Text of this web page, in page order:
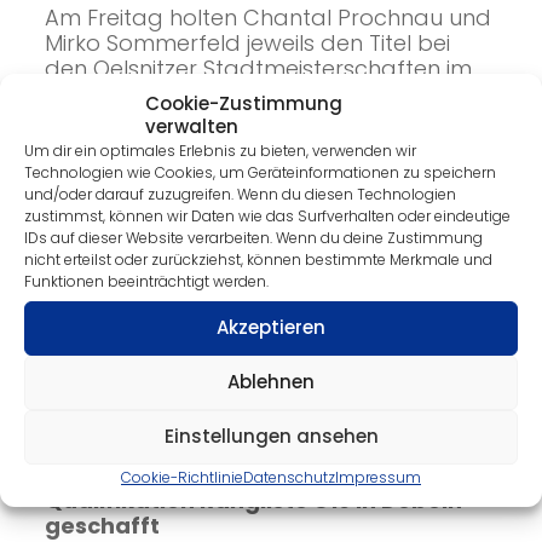
Cookie-Zustimmung
verwalten
Um dir ein optimales Erlebnis zu bieten, verwenden wir
Technologien wie Cookies, um Geräteinformationen zu speichern
und/oder darauf zuzugreifen. Wenn du diesen Technologien
zustimmst, können wir Daten wie das Surfverhalten oder eindeutige
IDs auf dieser Website verarbeiten. Wenn du deine Zustimmung
nicht erteilst oder zurückziehst, können bestimmte Merkmale und
Funktionen beeinträchtigt werden.
Akzeptieren
Ablehnen
Einstellungen ansehen
Cookie-RichtlinieDatenschutzImpressum
Am Freitag holten Chantal Prochnau und
Mirko Sommerfeld jeweils den Titel bei
den Oelsnitzer Stadtmeisterschaften im
Tischtennis.
Pokal des Bürgermeisters in Neumark
Am Samstag wurde Chantal Prochnau
dann beim Pokal des Bürgermeisters in
Neumark in der gemischten U19-
Konkurrenz Zweite und das sowohl im
Einzel als auch im Doppel. Am Sonntag
hatten Mirko Sommerfeld, Sebastian
Petzold, Chantal Prochnau und Bernd
Schilbach wenig Chancen im
hochkarätigen Starterfeld.
Qualifikation Rangliste U19 in Döbeln
geschafft